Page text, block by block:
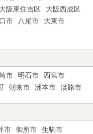
大阪東住吉区
大阪西成区
市 八尾市
大東市
市 明石市
西宮市
朝来市 洲本市 淡路市
市 御所市
生駒市